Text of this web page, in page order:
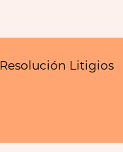
Resolución Litigios